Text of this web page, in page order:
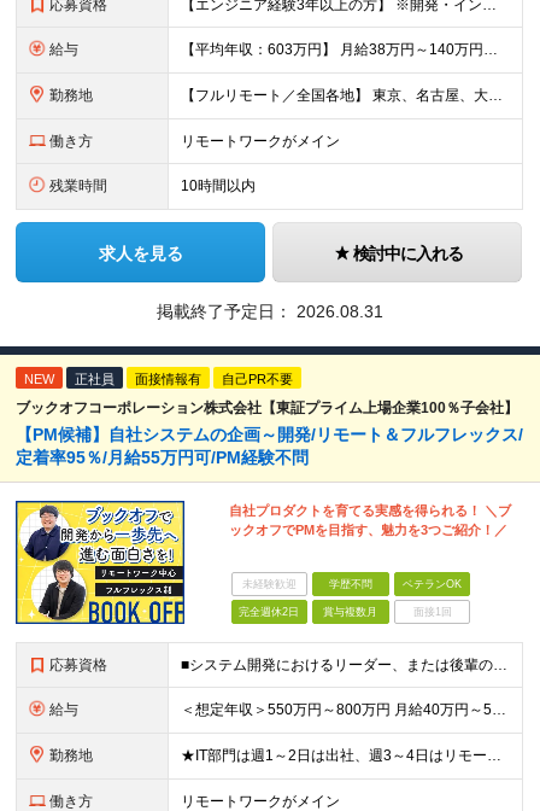
応募資格 【エンジニア経験3年以上の方】 ※開発・インフラ・工程・言語一切不問 ※文理・学歴不問 【歓迎条件】 ◆Python実務経験がある方 ◆LLM・生成AIを使った開発経験がある方 ◆要件定義・顧客折衝
給与 【平均年収：603万円】 月給38万円～140万円＋諸手当（経験者） 【平均年収603万円】 ※案件の契約内容や昇給額などはすべて開示します。 ※経験や能力を考慮し決定します。 ※月給には固定残業
勤務地 【フルリモート／全国各地】 東京、名古屋、大阪、福岡を中心とした全国のプロジェクトにアサイン。 ※プロジェクトは完全選択制です。 ※フルリモート、ハイブリッド型、常駐案件から自由に選択可能です。 ※転
働き方 リモートワークがメイン
残業時間 10時間以内
求人を見る 検討中に入れる
掲載終了予定日： 2026.08.31
NEW 正社員 面接情報有 自己PR不要
ブックオフコーポレーション株式会社【東証プライム上場企業100％子会社】
【PM候補】自社システムの企画～開発/リモート＆フルフレックス/
定着率95％/月給55万円可/PM経験不問
自社プロダクトを育てる実感を得られる！ ＼ブ
ックオフでPMを目指す、魅力を3つご紹介！／
未経験歓迎 学歴不問 ベテランOK
完全週休2日 賞与複数月 面接1回
応募資格 ■システム開発におけるリーダー、または後輩の指導や進捗管理などの経験のある方 ■機能要件/非機能要件の知識（経験は問いません） ＼「マネジメント未経験だけど今後チャレンジしたい」という方もぜひご応募く
給与 ＜想定年収＞550万円～800万円 月給40万円～55万円＋賞与＋交通費全額支給＋各種手当(子女教育手当等) ※経験・能力などを考慮し相談の上、当社規定により決定します。 ※上記金額には16～21時
勤務地 ★IT部門は週1～2日は出社、週3～4日はリモートワーク ★勤務地はご本人のご希望を最優先します ■飯田橋オフィス／東京都新宿区揚場町2-26 SKビル ■本社／神奈川県相模原市南区古淵2-14-
働き方 リモートワークがメイン